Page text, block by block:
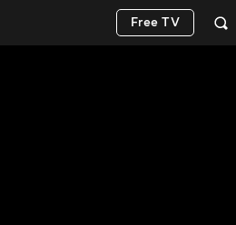
Free TV